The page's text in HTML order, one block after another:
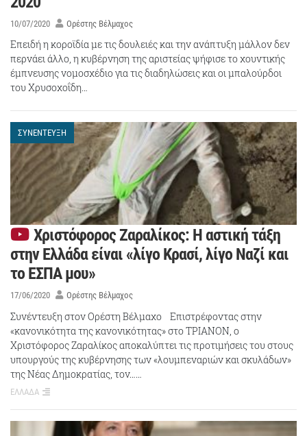
10/07/2020 Ορέστης Βέλμαχος
Επειδή η κοροϊδία με τις δουλειές και την ανάπτυξη μάλλον δεν
περνάει άλλο, η κυβέρνηση της αριστείας ψήφισε το χουντικής
έμπνευσης νομοσχέδιο για τις διαδηλώσεις και οι μπαλούρδοι
του Χρυσοχοΐδη…
ΣΥΝΕΝΤΕΥΞΗ
Χριστόφορος Ζαραλίκος: Η αστική τάξη
στην Ελλάδα είναι «λίγο Κρασί, λίγο Ναζί και
το ΕΣΠΑ μου»
17/06/2020 Ορέστης Βέλμαχος
Συνέντευξη στον Ορέστη Βέλμαχο Επιστρέφοντας στην
«κανονικότητα της κανονικότητας» στο ΤΡΙΑΝΟΝ, ο
Χριστόφορος Ζαραλίκος αποκαλύπτει τις προτιμήσεις του στους
υπουργούς της κυβέρνησης των «λουμπεναριών και σκυλάδων»
της Νέας Δημοκρατίας, τον……
ΕΛΛΑΔΑ